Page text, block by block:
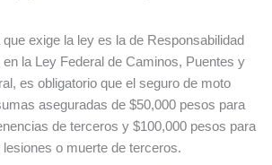
que exige la ley es la de Responsabilidad
la Ley Federal de Caminos, Puentes y
es obligatorio que el seguro de moto
aseguradas de $50,000 pesos para
de terceros y $100,000 pesos para
o muerte de terceros.